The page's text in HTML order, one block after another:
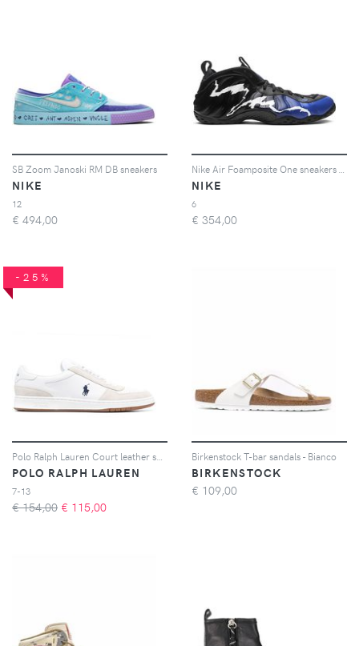
SB Zoom Janoski RM DB sneakers
NIKE
12
€ 494,00
NIKE
6
€ 354,00
-25%
POLO RALPH LAUREN
7-13
€ 154,00 € 115,00
Birkenstock T-bar sandals - Bianco
BIRKENSTOCK
€ 109,00